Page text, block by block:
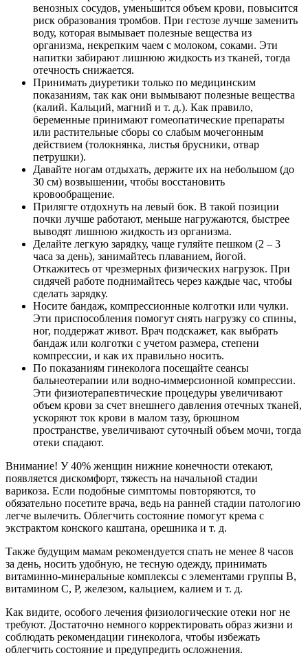
венозных сосудов, уменьшится объем крови, повысится
риск образования тромбов. При гестозе лучше заменить
воду, которая вымывает полезные вещества из
организма, некрепким чаем с молоком, соками. Эти
напитки забирают лишнюю жидкость из тканей, тогда
отечность снижается.
Принимать диуретики только по медицинским
показаниям, так как они вымывают полезные вещества
(калий. Кальций, магний и т. д.). Как правило,
беременные принимают гомеопатические препараты
или растительные сборы со слабым мочегонным
действием (толокнянка, листья брусники, отвар
петрушки).
Давайте ногам отдыхать, держите их на небольшом (до
30 см) возвышении, чтобы восстановить
кровообращение.
Прилягте отдохнуть на левый бок. В такой позиции
почки лучше работают, меньше нагружаются, быстрее
выводят лишнюю жидкость из организма.
Делайте легкую зарядку, чаще гуляйте пешком (2 – 3
часа за день), занимайтесь плаванием, йогой.
Откажитесь от чрезмерных физических нагрузок. При
сидячей работе поднимайтесь через каждые час, чтобы
сделать зарядку.
Носите бандаж, компрессионные колготки или чулки.
Эти приспособления помогут снять нагрузку со спины,
ног, поддержат живот. Врач подскажет, как выбрать
бандаж или колготки с учетом размера, степени
компрессии, и как их правильно носить.
По показаниям гинеколога посещайте сеансы
бальнеотерапии или водно-иммерсионной компрессии.
Эти физиотерапевтические процедуры увеличивают
объем крови за счет внешнего давления отечных тканей,
ускоряют ток крови в малом тазу, брюшном
пространстве, увеличивают суточный объем мочи, тогда
отеки спадают.
Внимание! У 40% женщин нижние конечности отекают,
появляется дискомфорт, тяжесть на начальной стадии
варикоза. Если подобные симптомы повторяются, то
обязательно посетите врача, ведь на ранней стадии патологию
легче вылечить. Облегчить состояние помогут крема с
экстрактом конского каштана, орешника и т. д.
Также будущим мамам рекомендуется спать не менее 8 часов
за день, носить удобную, не тесную одежду, принимать
витаминно-минеральные комплексы с элементами группы В,
витамином С, Р, железом, кальцием, калием и т. д.
Как видите, особого лечения физиологические отеки ног не
требуют. Достаточно немного корректировать образ жизни и
соблюдать рекомендации гинеколога, чтобы избежать
облегчить состояние и предупредить осложнения.